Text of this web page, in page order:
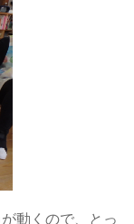
動くので、とっ